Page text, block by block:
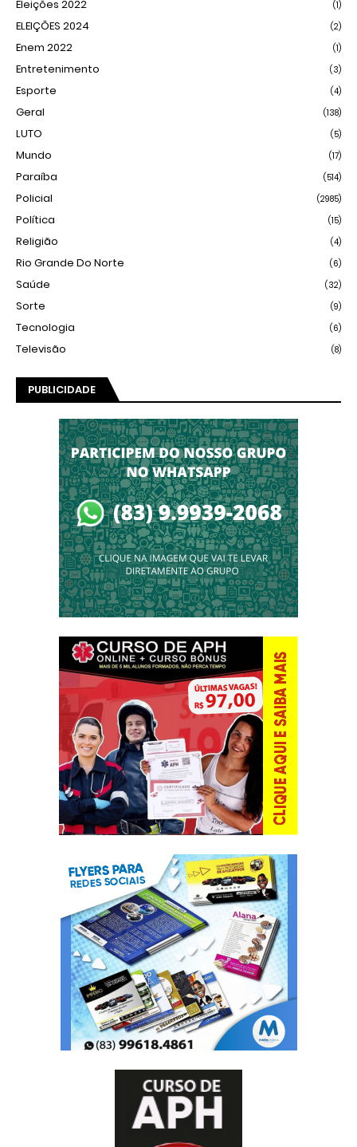
Eleições 2022 (1)
ELEIÇÕES 2024 (2)
Enem 2022 (1)
Entretenimento (3)
Esporte (4)
Geral (138)
LUTO (5)
Mundo (17)
Paraíba (514)
Policial (2985)
Política (15)
Religião (4)
Rio Grande Do Norte (6)
Saúde (32)
Sorte (9)
Tecnologia (6)
Televisão (8)
PUBLICIDADE